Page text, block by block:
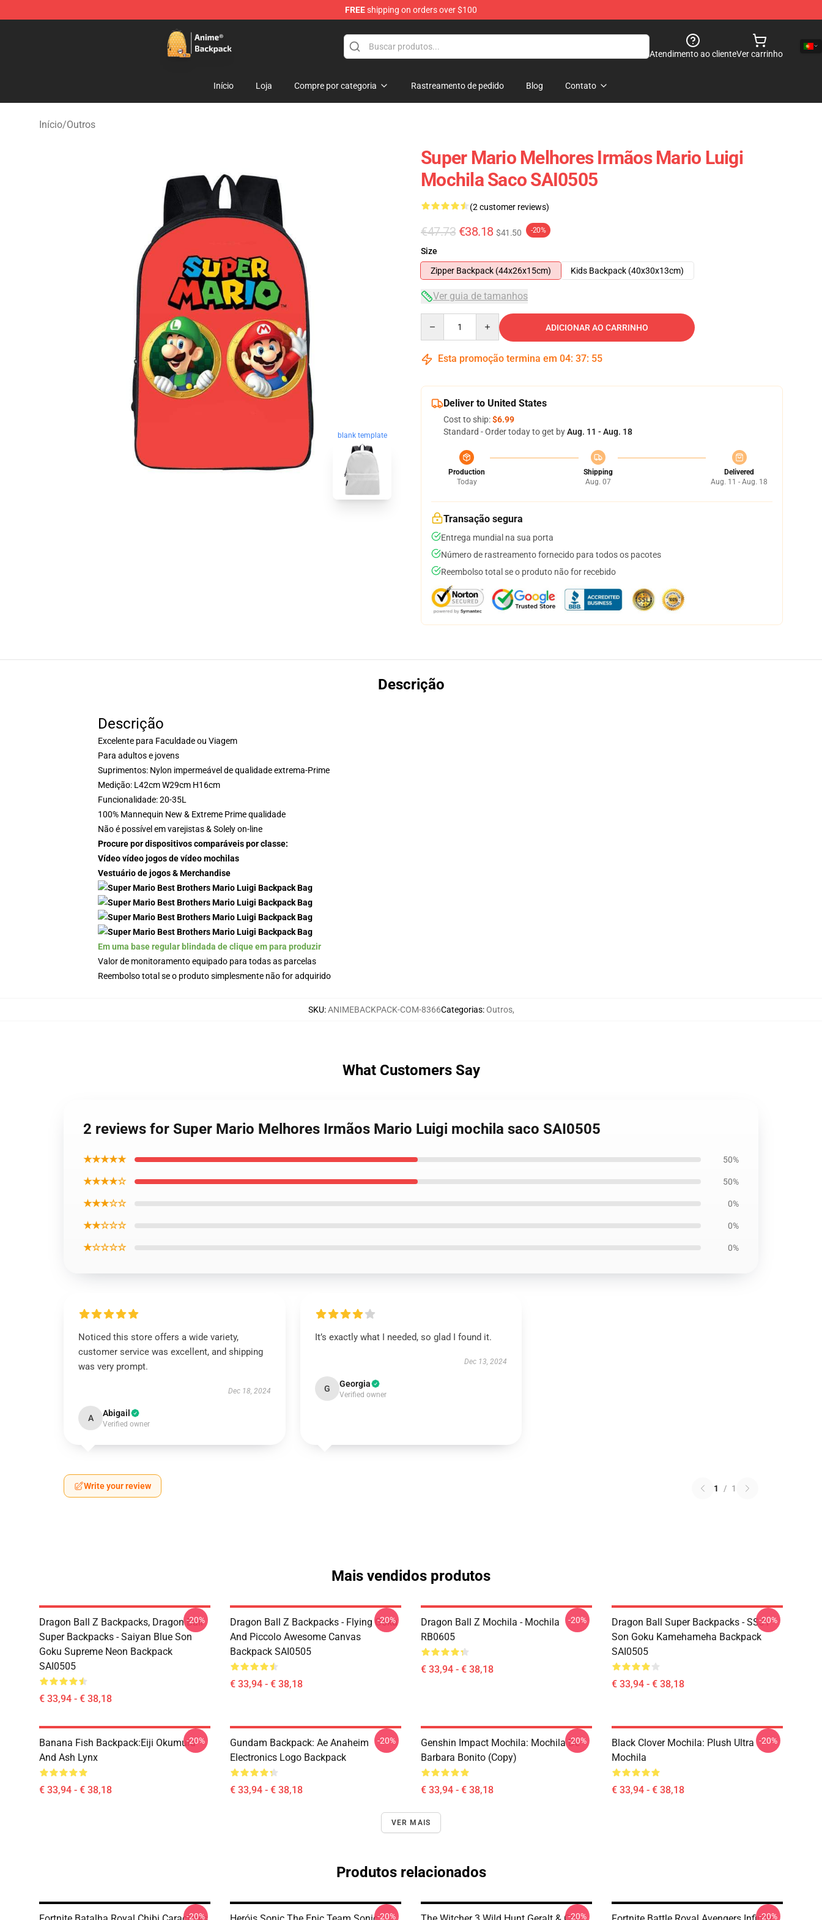
FREEshipping on orders over $100
Anime Backpack Shop - Official Anime Backpack Store for Anime Fans
Atendimento ao clienteVer carrinho
Início Loja Compre por categoria Rastreamento de pedido Blog Contato
Início/Outros
blank template
Super Mario Melhores Irmãos Mario Luigi
Mochila Saco SAI0505
(2 customer reviews)
€47.73 €38.18 $41.50 -20%
Size
Zipper Backpack (44x26x15cm)
Kids Backpack (40x30x13cm)
Ver guia de tamanhos
ADICIONAR AO CARRINHO
Esta promoção termina em 04: 37: 54
Deliver to United States
Cost to ship:$6.99
Standard - Order today to get byAug. 11 - Aug. 18
Production
Today
Shipping
Aug. 07
Delivered
Aug. 11 - Aug. 18
Transação segura
Entrega mundial na sua porta
Número de rastreamento fornecido para todos os pacotes
Reembolso total se o produto não for recebido
Descrição
Descrição
Excelente para Faculdade ou Viagem
Para adultos e jovens
Suprimentos: Nylon impermeável de qualidade extrema-Prime
Medição: L42cm W29cm H16cm
Funcionalidade: 20-35L
100% Mannequin New & Extreme Prime qualidade
Não é possível em varejistas & Solely on-line
Procure por dispositivos comparáveis por classe:
Vídeo vídeo jogos de vídeo mochilas
Vestuário de jogos & Merchandise
Em uma base regular blindada de clique em para produzir
Valor de monitoramento equipado para todas as parcelas
Reembolso total se o produto simplesmente não for adquirido
SKU:ANIMEBACKPACK-COM-8366Categorias:Outros,
What Customers Say
2 reviews for Super Mario Melhores Irmãos Mario Luigi mochila saco SAI0505
★★★★★ 50%
★★★★☆ 50%
★★★☆☆ 0%
★★☆☆☆ 0%
★☆☆☆☆ 0%
Noticed this store offers a wide variety,
customer service was excellent, and shipping
was very prompt.
Dec 18, 2024
A Abigail
Verified owner
It’s exactly what I needed, so glad I found it.
Dec 13, 2024
G Georgia
Verified owner
Write your review 1 / 1
Mais vendidos produtos
Dragon Ball Z Backpacks, Dragon Ball
Super Backpacks - Saiyan Blue Son
Goku Supreme Neon Backpack
SAI0505
€ 33,94 - € 38,18
-20%
Dragon Ball Z Backpacks - Flying Goku
And Piccolo Awesome Canvas
Backpack SAI0505
€ 33,94 - € 38,18
-20%
Dragon Ball Z Mochila - Mochila
RB0605
€ 33,94 - € 38,18
-20%
Dragon Ball Super Backpacks - SSJ1
Son Goku Kamehameha Backpack
SAI0505
€ 33,94 - € 38,18
-20%
Banana Fish Backpack:Eiji Okumura
And Ash Lynx
€ 33,94 - € 38,18
-20%
Gundam Backpack: Ae Anaheim
Electronics Logo Backpack
€ 33,94 - € 38,18
-20%
Genshin Impact Mochila: Mochila De
Barbara Bonito (Copy)
€ 33,94 - € 38,18
-20%
Black Clover Mochila: Plush Ultra
Mochila
€ 33,94 - € 38,18
-20%
VER MAIS
Produtos relacionados
-20% -20% -20% -20%